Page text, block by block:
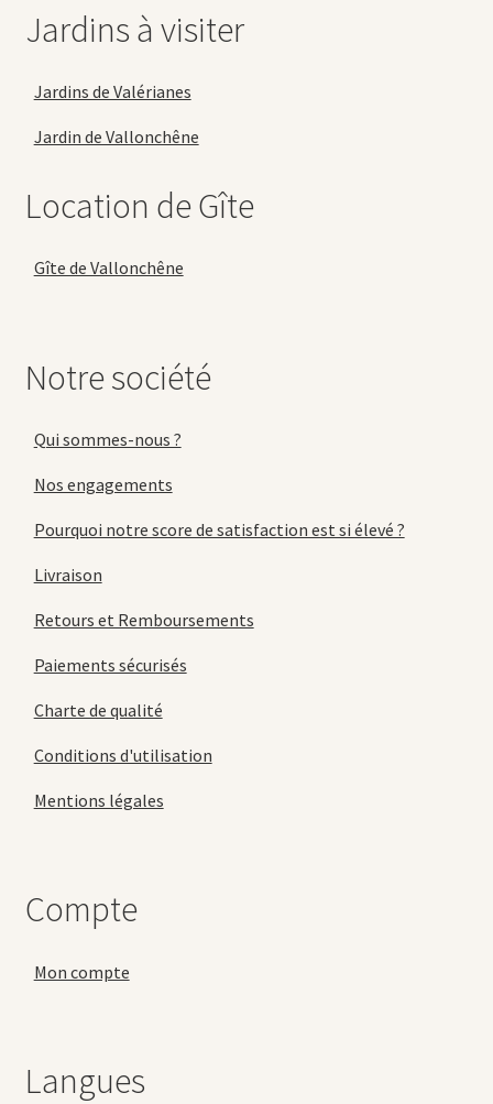
Jardins à visiter
Jardins de Valérianes
Jardin de Vallonchêne
Location de Gîte
Gîte de Vallonchêne
Notre société
Qui sommes-nous ?
Nos engagements
Pourquoi notre score de satisfaction est si élevé ?
Livraison
Retours et Remboursements
Paiements sécurisés
Charte de qualité
Conditions d'utilisation
Mentions légales
Compte
Mon compte
Langues